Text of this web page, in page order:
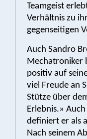
Teamgeist
Verhältnis zu
gegenseitigen
Auch Sandro
Mechatroniker
positiv auf
viel Freude an
Stütze über
Erlebnis.»
definiert er als
Nach seinem